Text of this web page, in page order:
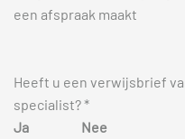
een afspraak maakt
Heeft u een verwijsbrief
specialist? *
Ja
Nee